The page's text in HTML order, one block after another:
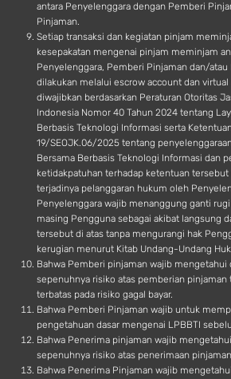
antara Penyelenggara dengan Pemberi
Pinjaman.
Setiap transaksi dan kegiatan pinjam
kesepakatan mengenai pinjam meminjam
Penyelenggara, Pemberi Pinjaman dan/
dilakukan melalui escrow account dan
diwajibkan berdasarkan Peraturan Otoritas
Indonesia Nomor 40 Tahun 2024 tentang
Berbasis Teknologi Informasi serta
19/SEOJK.06/2025 tentang
Bersama Berbasis Teknologi Informasi dan
ketidakpatuhan terhadap ketentuan
terjadinya pelanggaran hukum oleh
Penyelenggara wajib menanggung ganti
masing Pengguna sebagai akibat langsung
tersebut di atas tanpa mengurangi hak
kerugian menurut Kitab Undang-Undang
Bahwa Pemberi pinjaman wajib mengetahui
sepenuhnya risiko atas pemberian
terbatas pada risiko gagal bayar.
Bahwa Pemberi Pinjaman wajib untuk
pengetahuan dasar mengenai LPBBTI
Bahwa Penerima pinjaman wajib
sepenuhnya risiko atas penerimaan
Bahwa Penerima Pinjaman wajib